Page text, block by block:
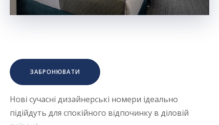
ЗАБРОНЮВАТИ
Нові сучасні дизайнерські номери ідеально
підійдуть для спокійного відпочинку в діловій